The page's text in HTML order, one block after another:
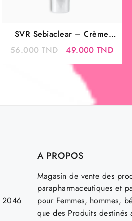
SVR Sebiaclear – Crème
solaire matifiante – SPF50
56.000TND
Le
initial
était :
56.000 TND.
49.000 TNDLe
2046
A PROPOS
Magasin de vente des
parapharmaceutiques et
pour Femmes, hommes,
que des Produits destinés